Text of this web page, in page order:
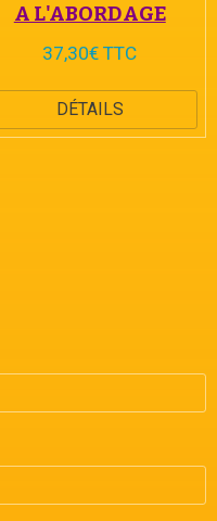
A L'ABORDAGE
37,30€ TTC
DÉTAILS